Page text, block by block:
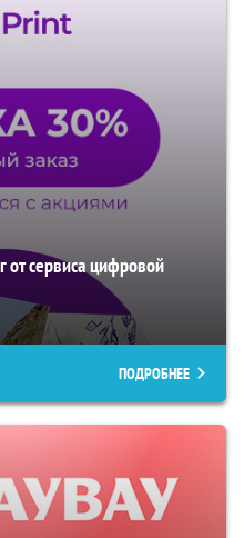
от сервиса цифровой
ПОДРОБНЕЕ